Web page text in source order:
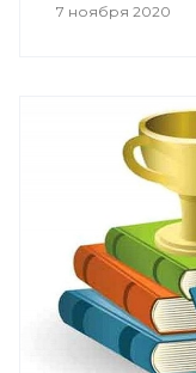
7 ноября 2020